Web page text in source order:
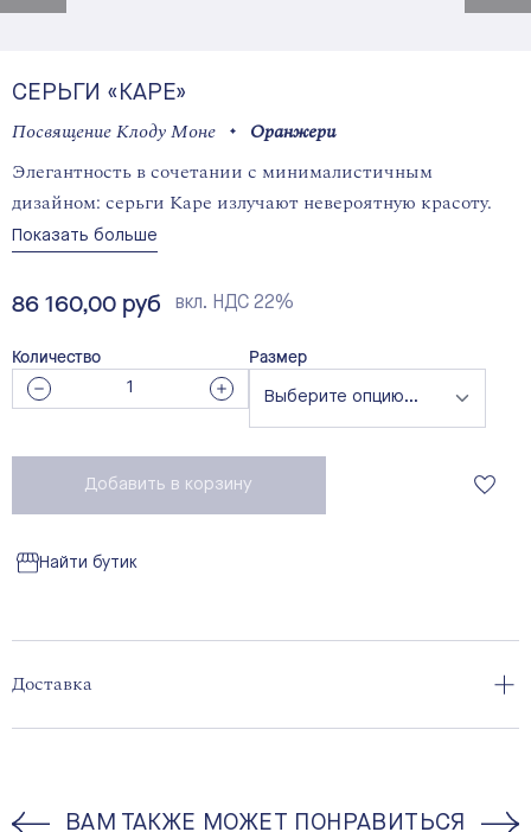
СЕРЬГИ «КАРЕ»
Посвящение Клоду Моне
Оранжери
Элегантность в сочетании с минималистичным
дизайном: серьги Каре излучают невероятную красоту.
Показать больше
86 160,00 руб вкл. НДС 22%
Количество Размер
Добавить в корзину
Найти бутик
Доставка
ВАМ ТАКЖЕ МОЖЕТ ПОНРАВИТЬСЯ